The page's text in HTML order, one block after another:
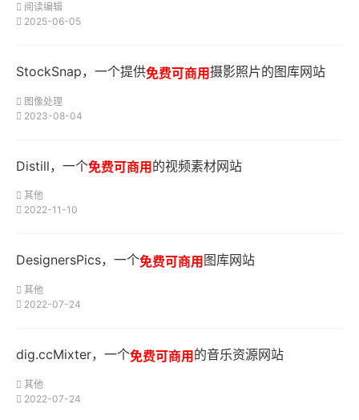
阅读编辑
2025-06-05
StockSnap，一个提供免费可商用摄影照片的图库网站
图像处理
2023-08-04
Distill，一个免费可商用的视频素材网站
其他
2022-11-10
DesignersPics，一个免费可商用 图库网站
其他
2022-07-24
dig.ccMixter，一个免费可商用的音乐资源网站
其他
2022-07-24